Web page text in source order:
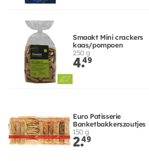
Smaakt Mini crackers
kaas/pompoen
250 g
4.49
Euro Patisserie
Banketbakkerszoutjes
150 g
2.49